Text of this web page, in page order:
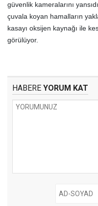
güvenlik kameralarını
çuvala koyan hamalların
kasayı oksijen kaynağı ile
görülüyor.
HABERE YORUM KAT